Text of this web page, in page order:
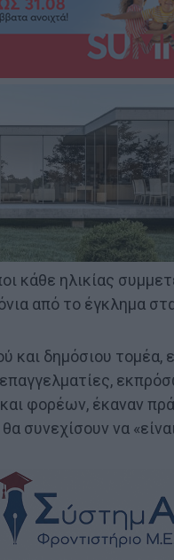
κάθε ηλικίας
από το έγκλημα
και δημόσιου τομέα,
φορέων, έκαναν
θα συνεχίσουν να